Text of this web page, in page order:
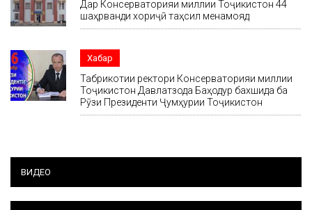
Дар Консерваторияи миллии Тоҷикистон 44
шаҳрванди хориҷӣ таҳсил менамояд
Хабар
Табрикотии ректори Консерваторияи миллии
Тоҷикистон Давлатзода Баҳодур бахшида ба
Рӯзи Президенти Ҷумҳурии Тоҷикистон
ВИДЕО